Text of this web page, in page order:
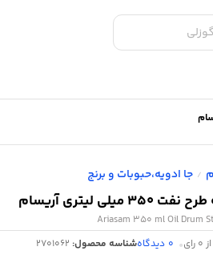
/ جا ادویه،حبوبات و برنج
350 میلی لیتری آریسام
Ariasam 350 ml Oil Drum
از 0 رای 0 دیدگاهشناسه محصول: 2701062